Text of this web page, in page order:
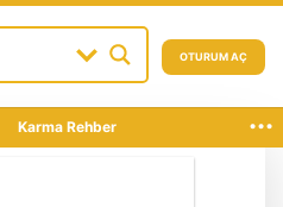
OTURUM AÇ
Karma Rehber ...